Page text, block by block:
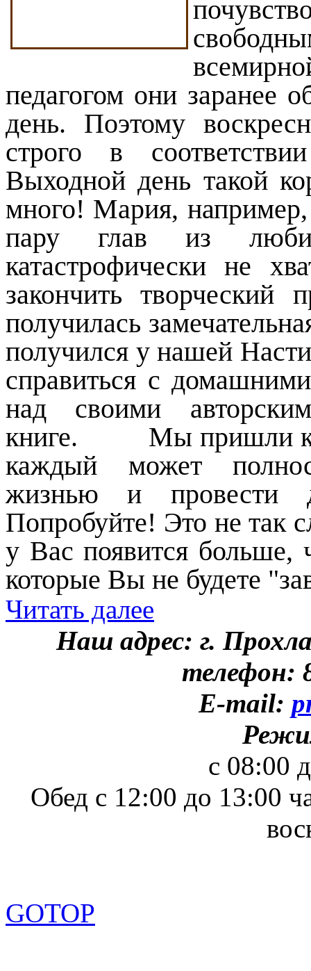
педагогом они заранее
день. Поэтому
строго в
Выходной день такой
много! Мария,
пару глав из
катастрофически не
закончить творческий
получилась
получился у нашей
справиться с
над своими
книге. Мы пришли к
каждый может
жизнью и провести
Попробуйте! Это не так
у Вас появится больше,
которые Вы не будете
Читать далее
Наш адрес: г.
телефон:
E-mail:
с 08:00
Обед с 12:00 до 13:00
GOTOP